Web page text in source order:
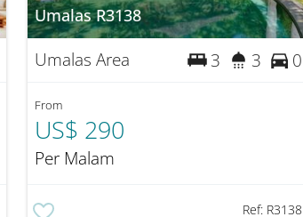
Umalas R3138
Umalas Area 3 3 0
From
US$ 290
Per Malam
Ref: R3138